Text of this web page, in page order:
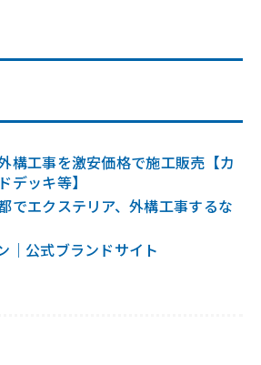
構工事を激安価格で施工販売【カ
デッキ等】
でエクステリア、外構工事するな
｜公式ブランドサイト